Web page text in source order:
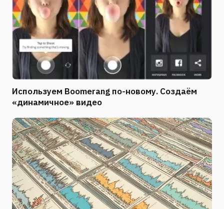
Используем Boomerang по-новому. Создаём
«динамичное» видео